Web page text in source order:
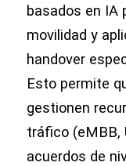
basados en IA
movilidad y
handover
Esto permite
gestionen
tráfico (eMBB,
acuerdos de